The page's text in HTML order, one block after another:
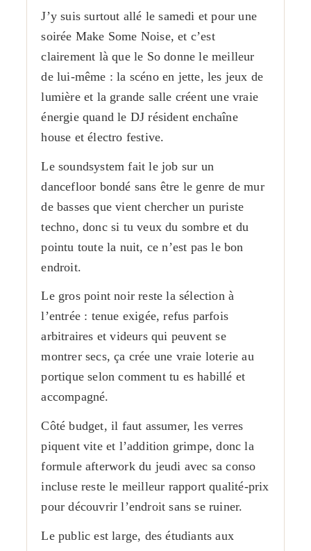
J’y suis surtout allé le samedi et pour une
soirée Make Some Noise, et c’est
clairement là que le So donne le meilleur
de lui-même : la scéno en jette, les jeux de
lumière et la grande salle créent une vraie
énergie quand le DJ résident enchaîne
house et électro festive.
Le soundsystem fait le job sur un
dancefloor bondé sans être le genre de mur
de basses que vient chercher un puriste
techno, donc si tu veux du sombre et du
pointu toute la nuit, ce n’est pas le bon
endroit.
Le gros point noir reste la sélection à
l’entrée : tenue exigée, refus parfois
arbitraires et videurs qui peuvent se
montrer secs, ça crée une vraie loterie au
portique selon comment tu es habillé et
accompagné.
Côté budget, il faut assumer, les verres
piquent vite et l’addition grimpe, donc la
formule afterwork du jeudi avec sa conso
incluse reste le meilleur rapport qualité-prix
pour découvrir l’endroit sans se ruiner.
Le public est large, des étudiants aux